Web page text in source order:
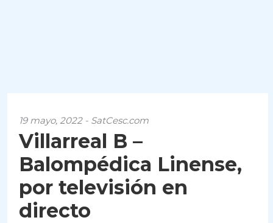
19 mayo, 2022 - SatCesc.com
Villarreal B –
Balompédica Linense,
por televisión en
directo